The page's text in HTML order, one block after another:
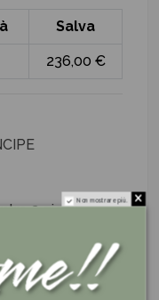
Salva
236,00 €
3 giorni
a 100€
PayPal e Klarna
Non mostrare più.